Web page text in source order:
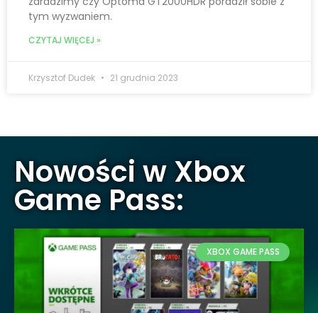
tym wyzwaniem.
CZYTAJ WIĘCEJ »
Krzysztof Dudek 21 grudnia 2023
Nowości w Xbox
Game Pass:
XBOX GAME PASS